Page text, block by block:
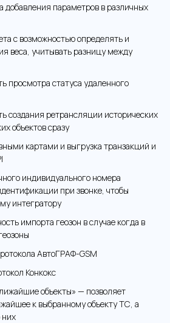
добавления параметров в различных
с возможностью определять и
веса, учитывать разницу между
просмотра статуса удаленного
создания ретрансляции исторических
объектов сразу
картами и выгрузка транзакций и
индивидуального номера
при звонке, чтобы
интегратору
импорта геозон в случае когда в
АвтоГРАФ-GSM
Конкокс
объекты» — позволяет
к выбранному объекту ТС, а
них